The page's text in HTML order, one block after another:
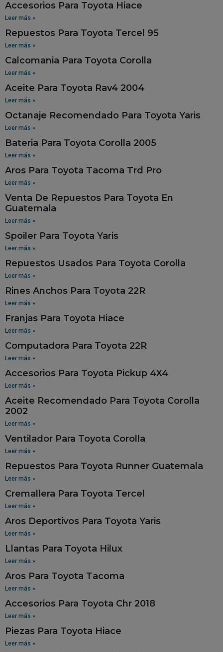
Accesorios Para Toyota Hiace
Leer más »
Repuestos Para Toyota Tercel 95
Leer más »
Calcomania Para Toyota Corolla
Leer más »
Aceite Para Toyota Rav4 2004
Leer más »
Octanaje Recomendado Para Toyota Yaris
Leer más »
Bateria Para Toyota Corolla 2005
Leer más »
Aros Para Toyota Tacoma Trd Pro
Leer más »
Venta De Repuestos Para Toyota En
Guatemala
Leer más »
Spoiler Para Toyota Yaris
Leer más »
Repuestos Usados Para Toyota Corolla
Leer más »
Rines Anchos Para Toyota 22R
Leer más »
Franjas Para Toyota Hiace
Leer más »
Computadora Para Toyota 22R
Leer más »
Accesorios Para Toyota Pickup 4X4
Leer más »
Aceite Recomendado Para Toyota Corolla
2002
Leer más »
Ventilador Para Toyota Corolla
Leer más »
Repuestos Para Toyota Runner Guatemala
Leer más »
Cremallera Para Toyota Tercel
Leer más »
Aros Deportivos Para Toyota Yaris
Leer más »
Llantas Para Toyota Hilux
Leer más »
Aros Para Toyota Tacoma
Leer más »
Accesorios Para Toyota Chr 2018
Leer más »
Piezas Para Toyota Hiace
Leer más »